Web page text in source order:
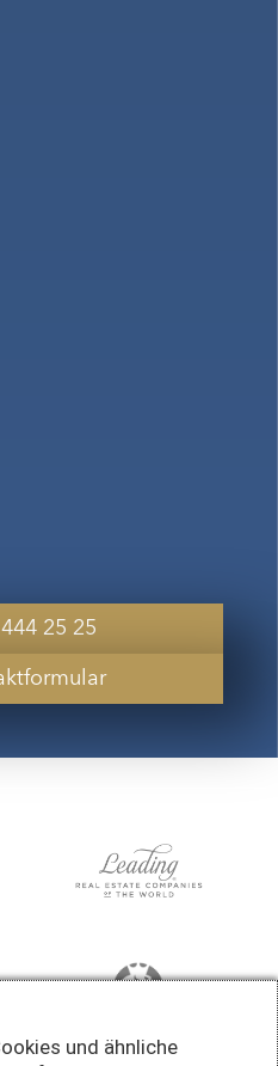
25 25
und ähnliche